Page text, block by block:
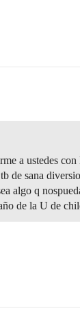
a ustedes
de sana
algo q
de la U de